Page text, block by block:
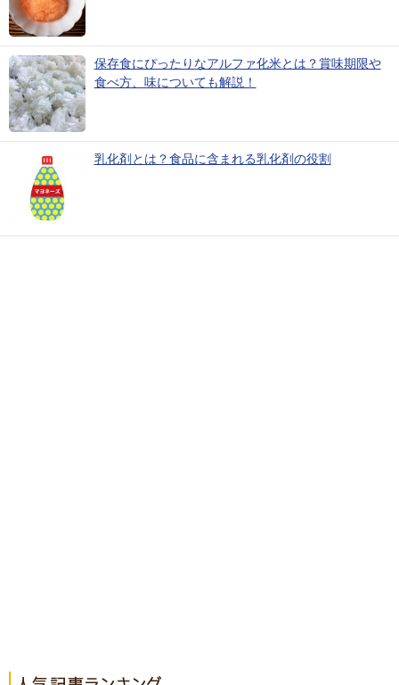
保存食にぴったりなアルファ化米とは？賞味期限や
食べ方、味についても解説！
乳化剤とは？食品に含まれる乳化剤の役割